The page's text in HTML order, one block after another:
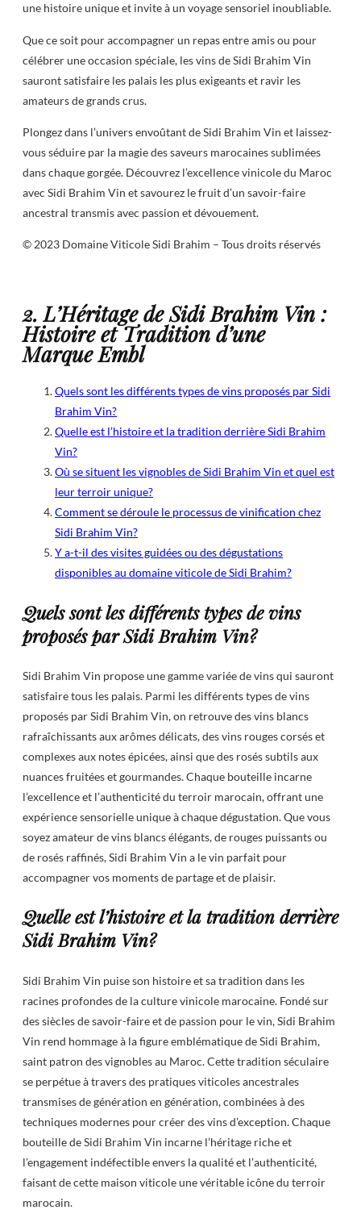
une histoire unique et invite à un voyage sensoriel inoubliable.
Que ce soit pour accompagner un repas entre amis ou pour
célébrer une occasion spéciale, les vins de Sidi Brahim Vin
sauront satisfaire les palais les plus exigeants et ravir les
amateurs de grands crus.
Plongez dans l’univers envoûtant de Sidi Brahim Vin et laissez-
vous séduire par la magie des saveurs marocaines sublimées
dans chaque gorgée. Découvrez l’excellence vinicole du Maroc
avec Sidi Brahim Vin et savourez le fruit d’un savoir-faire
ancestral transmis avec passion et dévouement.
© 2023 Domaine Viticole Sidi Brahim – Tous droits réservés
2. L’Héritage de Sidi Brahim Vin :
Histoire et Tradition d’une
Marque Embl
Quels sont les différents types de vins proposés par Sidi
Brahim Vin?
Quelle est l’histoire et la tradition derrière Sidi Brahim
Vin?
Où se situent les vignobles de Sidi Brahim Vin et quel est
leur terroir unique?
Comment se déroule le processus de vinification chez
Sidi Brahim Vin?
Y a-t-il des visites guidées ou des dégustations
disponibles au domaine viticole de Sidi Brahim?
Quels sont les différents types de vins
proposés par Sidi Brahim Vin?
Sidi Brahim Vin propose une gamme variée de vins qui sauront
satisfaire tous les palais. Parmi les différents types de vins
proposés par Sidi Brahim Vin, on retrouve des vins blancs
rafraîchissants aux arômes délicats, des vins rouges corsés et
complexes aux notes épicées, ainsi que des rosés subtils aux
nuances fruitées et gourmandes. Chaque bouteille incarne
l’excellence et l’authenticité du terroir marocain, offrant une
expérience sensorielle unique à chaque dégustation. Que vous
soyez amateur de vins blancs élégants, de rouges puissants ou
de rosés raffinés, Sidi Brahim Vin a le vin parfait pour
accompagner vos moments de partage et de plaisir.
Quelle est l’histoire et la tradition derrière
Sidi Brahim Vin?
Sidi Brahim Vin puise son histoire et sa tradition dans les
racines profondes de la culture vinicole marocaine. Fondé sur
des siècles de savoir-faire et de passion pour le vin, Sidi Brahim
Vin rend hommage à la figure emblématique de Sidi Brahim,
saint patron des vignobles au Maroc. Cette tradition séculaire
se perpétue à travers des pratiques viticoles ancestrales
transmises de génération en génération, combinées à des
techniques modernes pour créer des vins d’exception. Chaque
bouteille de Sidi Brahim Vin incarne l’héritage riche et
l’engagement indéfectible envers la qualité et l’authenticité,
faisant de cette maison viticole une véritable icône du terroir
marocain.